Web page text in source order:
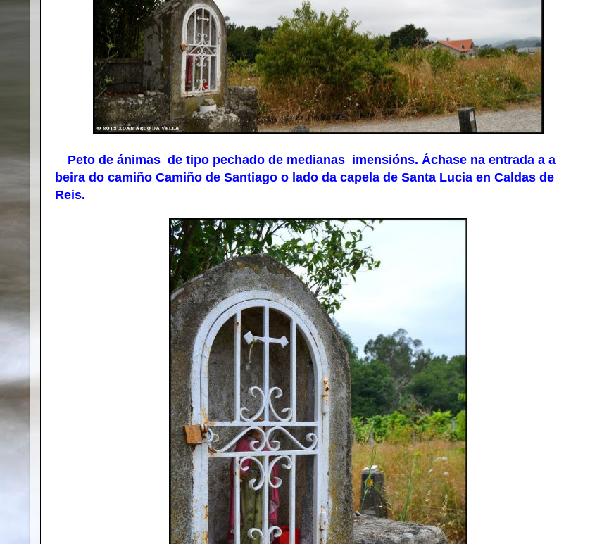
Peto de ánimas de tipo pechado de medianas imensións. Áchase na entrada a a
beira do camiño Camiño de Santiago o lado da capela de Santa Lucia en Caldas de
Reis.